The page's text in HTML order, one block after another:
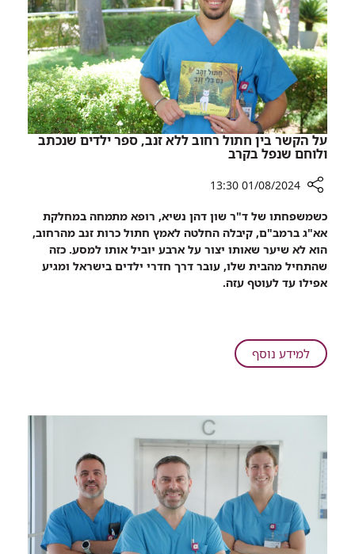
הגן
למען
המחלקה
שבה
טופל
ברמב"ם
על הקשר בין חתול רחוב ללא זנב, ספר ילדים שנכתב
ולוחם שנפל בקרב
שיתוף
הקשר
חתול
ספר
01/08/2024 13:30
כשמשפחתו של ד"ר שון דהן נשיא, רופא מתמחה במחלקת
אא"ג ברמב"ם, קיבלה החלטה לאמץ חתול כרות זנב מהרחוב,
הוא לא שיער שאותו יצור על ארבע יוביל אותו למסע. כזה
שהתחיל מהבית שלו, עובר דרך חדרי ילדים בישראל ומגיע
אפילו עד לעוטף עזה.
למידע נוסףעל
על
רחוב
ללא
זנב,
ספר
ילדים
שנכתב
ולוחם